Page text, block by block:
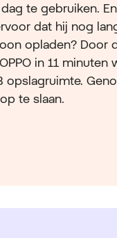
te gebruiken.
dat hij nog
opladen? Door
in 11 minuten
opslagruimte.
te slaan.